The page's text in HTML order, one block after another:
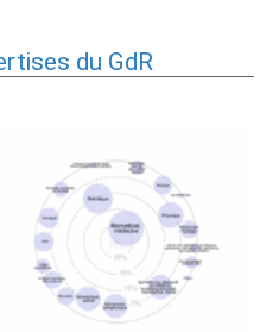
du GdR
Expertises du GdR -
cartographie par mots-clés
applicatifs - 19/09/2025